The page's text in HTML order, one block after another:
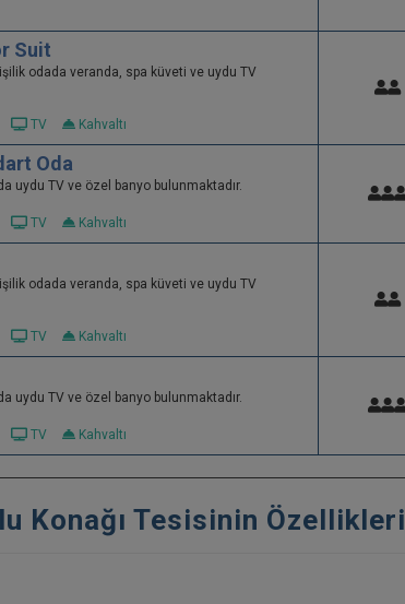
Suit
odada veranda, spa küveti ve uydu TV
TV Kahvaltı
Oda
uydu TV ve özel banyo bulunmaktadır.
TV Kahvaltı
odada veranda, spa küveti ve uydu TV
TV Kahvaltı
uydu TV ve özel banyo bulunmaktadır.
TV Kahvaltı
Konağı Tesisinin Özellikleri